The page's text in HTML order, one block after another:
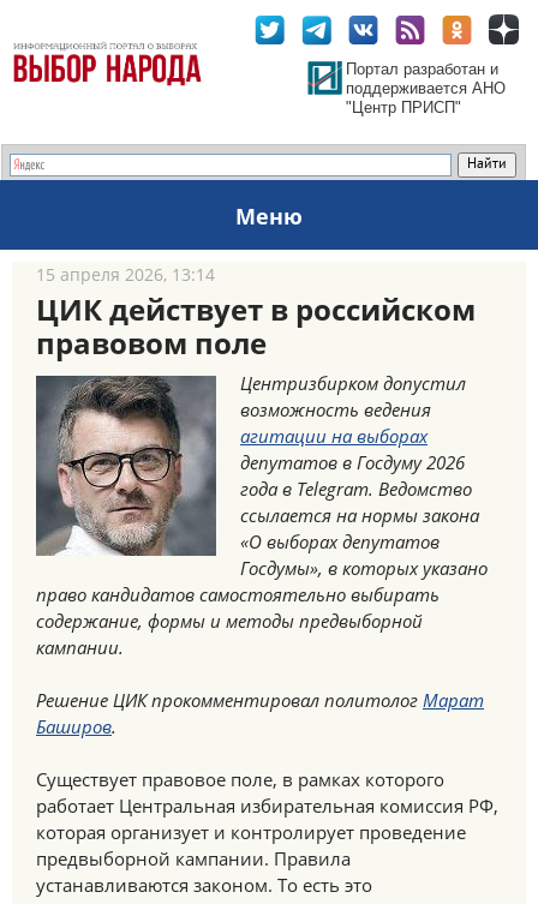
Портал разработан и
поддерживается АНО
"Центр ПРИСП"
Меню
15 апреля 2026, 13:14
ЦИК действует в российском
правовом поле
Центризбирком допустил
возможность ведения
агитации на выборах
депутатов в Госдуму 2026
года в Telegram. Ведомство
ссылается на нормы закона
«О выборах депутатов
Госдумы», в которых указано
право кандидатов самостоятельно выбирать
содержание, формы и методы предвыборной
кампании.
Решение ЦИК прокомментировал политолог Марат
Баширов.
Существует правовое поле, в рамках которого
работает Центральная избирательная комиссия РФ,
которая организует и контролирует проведение
предвыборной кампании. Правила
устанавливаются законом. То есть это